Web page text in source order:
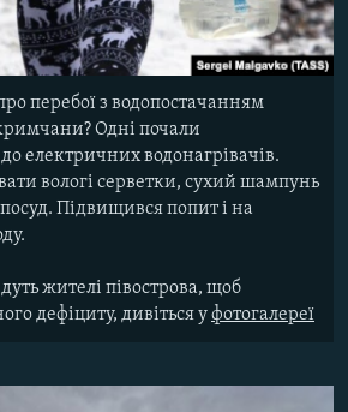
перебої з водопостачанням
Одні почали
електричних водонагрівачів.
вологі серветки, сухий шампунь
Підвищився попит і на
жителі півострова, щоб
дефіциту, дивіться уфотогалереї